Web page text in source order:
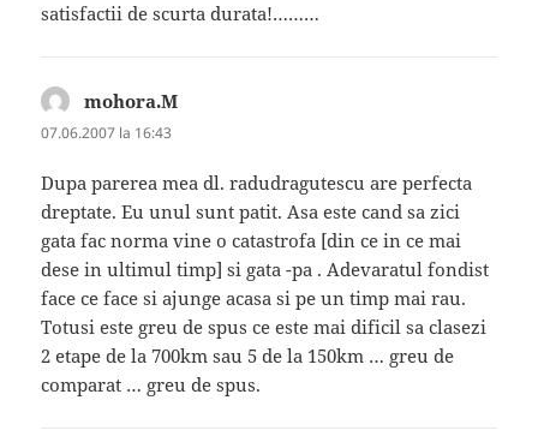
satisfactii de scurta durata!………
mohora.M
07.06.2007 la 16:43
Dupa parerea mea dl. radudragutescu are perfecta
dreptate. Eu unul sunt patit. Asa este cand sa zici
gata fac norma vine o catastrofa [din ce in ce mai
dese in ultimul timp] si gata -pa . Adevaratul fondist
face ce face si ajunge acasa si pe un timp mai rau.
Totusi este greu de spus ce este mai dificil sa clasezi
2 etape de la 700km sau 5 de la 150km … greu de
comparat … greu de spus.